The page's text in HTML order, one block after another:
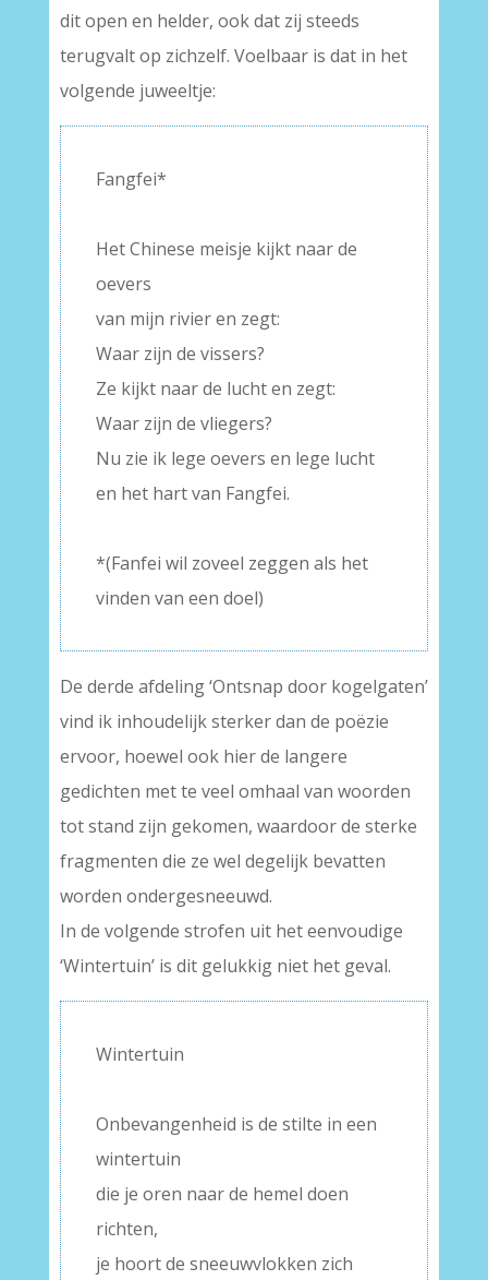
dit open en helder, ook dat zij steeds
terugvalt op zichzelf. Voelbaar is dat in het
volgende juweeltje:
Fangfei*
Het Chinese meisje kijkt naar de
oevers
van mijn rivier en zegt:
Waar zijn de vissers?
Ze kijkt naar de lucht en zegt:
Waar zijn de vliegers?
Nu zie ik lege oevers en lege lucht
en het hart van Fangfei.
*(Fanfei wil zoveel zeggen als het
vinden van een doel)
De derde afdeling ‘Ontsnap door kogelgaten’
vind ik inhoudelijk sterker dan de poëzie
ervoor, hoewel ook hier de langere
gedichten met te veel omhaal van woorden
tot stand zijn gekomen, waardoor de sterke
fragmenten die ze wel degelijk bevatten
worden ondergesneeuwd.
In de volgende strofen uit het eenvoudige
‘Wintertuin’ is dit gelukkig niet het geval.
Wintertuin
Onbevangenheid is de stilte in een
wintertuin
die je oren naar de hemel doen
richten,
je hoort de sneeuwvlokken zich